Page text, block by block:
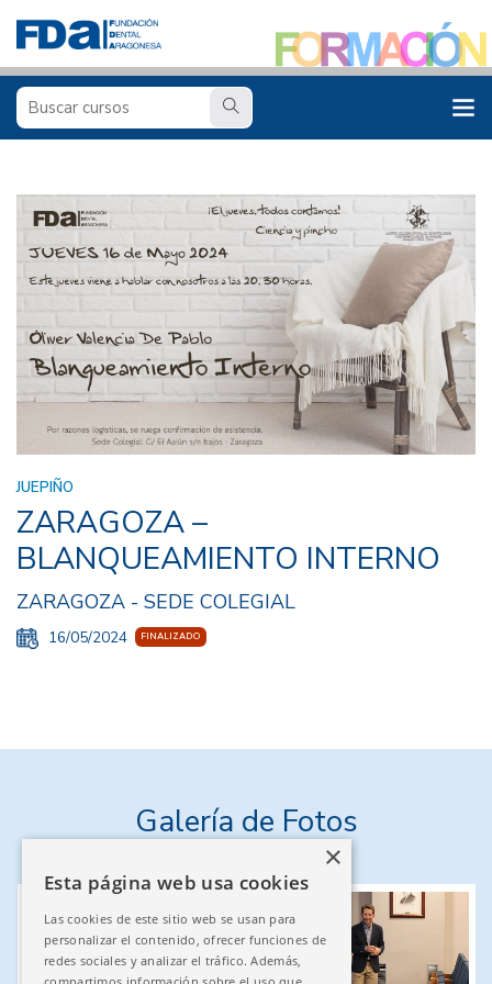
JUEPIÑO
ZARAGOZA –
BLANQUEAMIENTO INTERNO
ZARAGOZA - SEDE COLEGIAL
16/05/2024 FINALIZADO
Galería de Fotos
Esta página web usa cookies
Las cookies de este sitio web se usan para
personalizar el contenido, ofrecer funciones de
redes sociales y analizar el tráfico. Además,
×